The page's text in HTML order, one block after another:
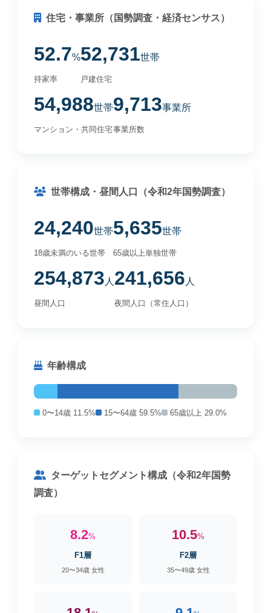
住宅・事業所（国勢調査・経済センサス）
52.7%
持家率
52,731世帯
戸建住宅
54,988世帯
マンション・共同住宅
9,713事業所
事業所数
世帯構成・昼間人口（令和2年国勢調査）
24,240世帯
18歳未満のいる世帯
5,635世帯
65歳以上単独世帯
254,873 人
昼間人口
241,656 人
夜間人口（常住人口）
年齢構成
0〜14歳 11.5% 15〜64歳 59.5% 65歳以上 29.0%
ターゲットセグメント構成（令和2年国勢
調査）
8.2%
F1層
20〜34歳 女性
10.5%
F2層
35〜49歳 女性